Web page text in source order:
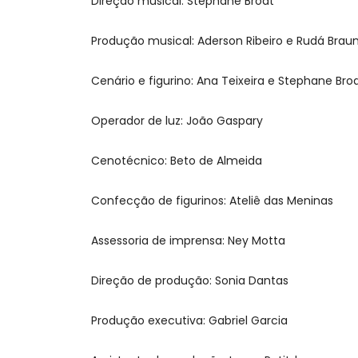
Produção musical: Aderson Ribeiro e Rudá
Cenário e figurino: Ana Teixeira e Stephane
Operador de luz: João Gaspary
Cenotécnico: Beto de Almeida
Confecção de figurinos: Ateliê das Meninas
Assessoria de imprensa: Ney Motta
Direção de produção: Sonia Dantas
Produção executiva: Gabriel Garcia